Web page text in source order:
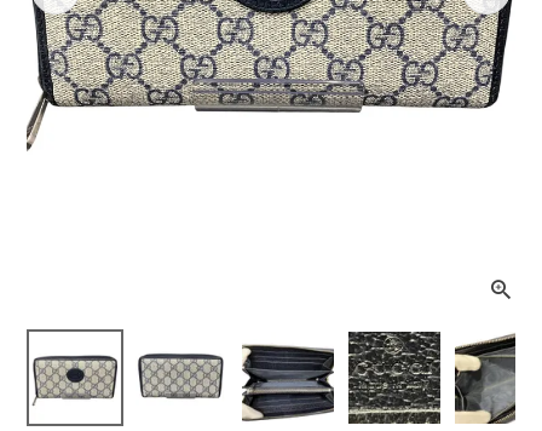
Previous Next